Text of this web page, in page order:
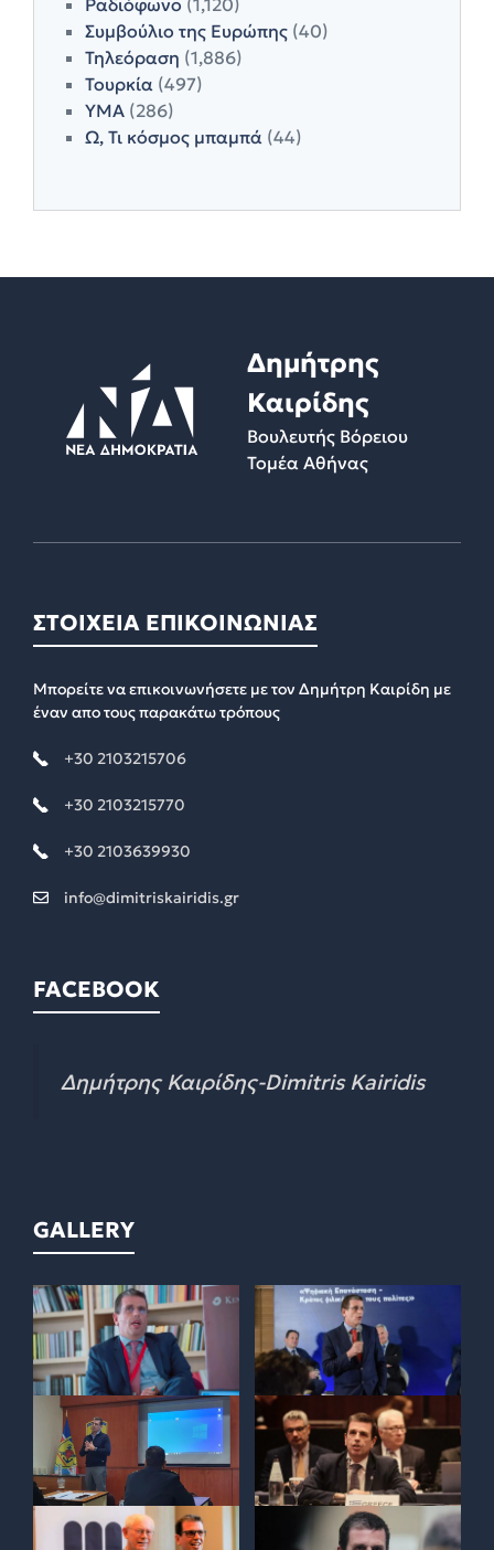
Συμβούλιο της Ευρώπης (40)
Τηλεόραση (1,886)
Τουρκία (497)
ΥΜΑ (286)
Ω, Τι κόσμος μπαμπά (44)
Δημήτρης
Καιρίδης
Βουλευτής Βόρειου
Τομέα Αθήνας
ΣΤΟΙΧΕΙΑ ΕΠΙΚΟΙΝΩΝΙΑΣ
Μπορείτε να επικοινωνήσετε με τον Δημήτρη Καιρίδη με
έναν απο τους παρακάτω τρόπους
+30 2103215706
+30 2103215770
+30 2103639930
info@dimitriskairidis.gr
FACEBOOK
Δημήτρης Καιρίδης-Dimitris Kairidis
GALLERY